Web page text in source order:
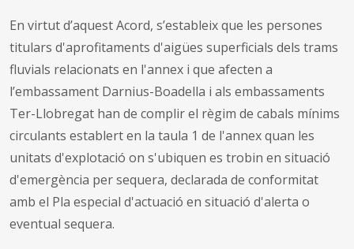
En virtut d’aquest Acord, s’estableix que les persones
titulars d'aprofitaments d'aigües superficials dels trams
fluvials relacionats en l'annex i que afecten a
l’embassament Darnius-Boadella i als embassaments
Ter-Llobregat han de complir el règim de cabals mínims
circulants establert en la taula 1 de l'annex quan les
unitats d'explotació on s'ubiquen es trobin en situació
d'emergència per sequera, declarada de conformitat
amb el Pla especial d'actuació en situació d'alerta o
eventual sequera.